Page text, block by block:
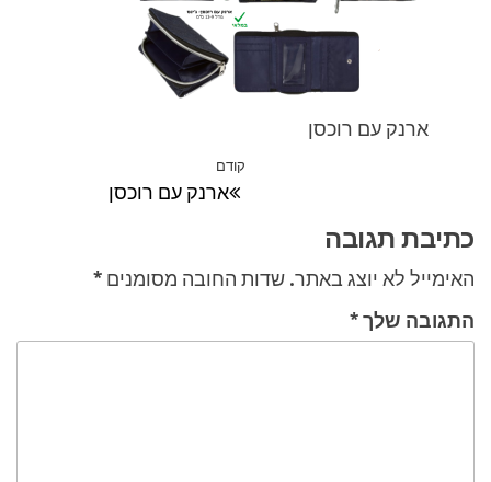
ארנק עם רוכסן
הפוסט
הקודם
קודם
ארנק עם רוכסן
כתיבת תגובה
האימייל לא יוצג באתר. שדות החובה מסומנים *
התגובה שלך*